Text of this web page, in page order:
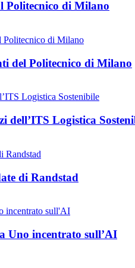
Politecnico di Milano
del Politecnico di Milano
dell’ITS Logistica
di Randstad
Uno incentrato sull’AI